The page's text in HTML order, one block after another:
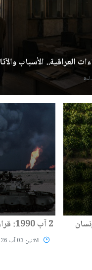
العراقية.. الأسباب
2 آب 1990: قرار غيّر وجه المنطقة
الأثنين 03 آب 2026